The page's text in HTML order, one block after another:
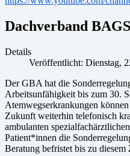
Dachverband
Details
Veröffentlicht: Dienstag,
Der GBA hat die
Arbeitsunfähigkeit bis zum 30.
Atemwegserkrankungen
Zukunft weiterhin telefonisch
ambulanten
Patient*innen die
Beratung befristet bis zu diesem